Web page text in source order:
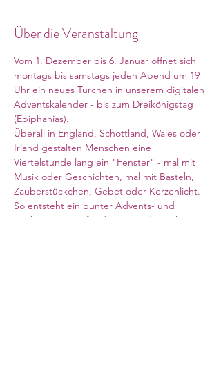
Über die Veranstaltung
Vom 1. Dezember bis 6. Januar öffnet sich
montags bis samstags jeden Abend um 19
Uhr ein neues Türchen in unserem digitalen
Adventskalender - bis zum Dreikönigstag
(Epiphanias).
Überall in England, Schottland, Wales oder
Irland gestalten Menschen eine
Viertelstunde lang ein "Fenster" - mal mit
Musik oder Geschichten, mal mit Basteln,
Zauberstückchen, Gebet oder Kerzenlicht.
So entsteht ein bunter Advents- und
Weihnachtsweg für die ganze deutsche